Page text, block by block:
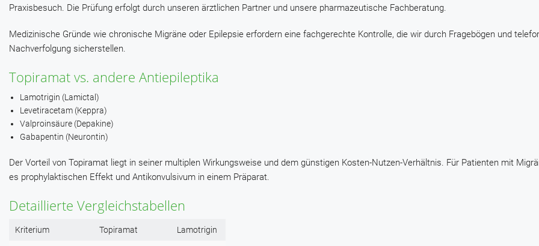
Praxisbesuch. Die Prüfung erfolgt durch unseren ärztlichen Partner und unsere pharmazeutische Fachberatung.
Medizinische Gründe wie chronische Migräne oder Epilepsie erfordern eine fachgerechte Kontrolle, die wir durch Fragebögen und
Nachverfolgung sicherstellen.
Topiramat vs. andere Antiepileptika
Lamotrigin (Lamictal)
Levetiracetam (Keppra)
Valproinsäure (Depakine)
Gabapentin (Neurontin)
Der Vorteil von Topiramat liegt in seiner multiplen Wirkungsweise und dem günstigen Kosten-Nutzen-Verhältnis. Für Patienten mit
es prophylaktischen Effekt und Antikonvulsivum in einem Präparat.
Detaillierte Vergleichstabellen
Kriterium Topiramat Lamotrigin